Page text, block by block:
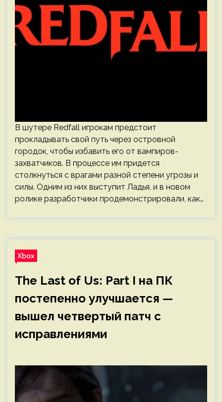
В шутере Redfall игрокам предстоит
прокладывать свой путь через островной
городок, чтобы избавить его от вампиров-
захватчиков. В процессе им придется
столкнуться с врагами разной степени угрозы и
силы. Одним из них выступит Ладья, и в новом
ролике разработчики продемонстрировали, как…
Xbox
The Last of Us: Part I на ПК
постепенно улучшается —
вышел четвертый патч с
исправлениями